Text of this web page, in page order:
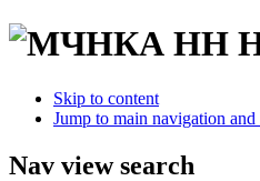
Skip to content
Jump to main navigation
Nav view search